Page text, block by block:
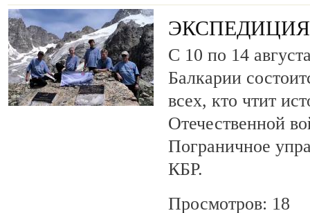
С 10 по 14
Балкарии
всех, кто чтит
Отечественной
Пограничное
КБР.
Просмотров: 18